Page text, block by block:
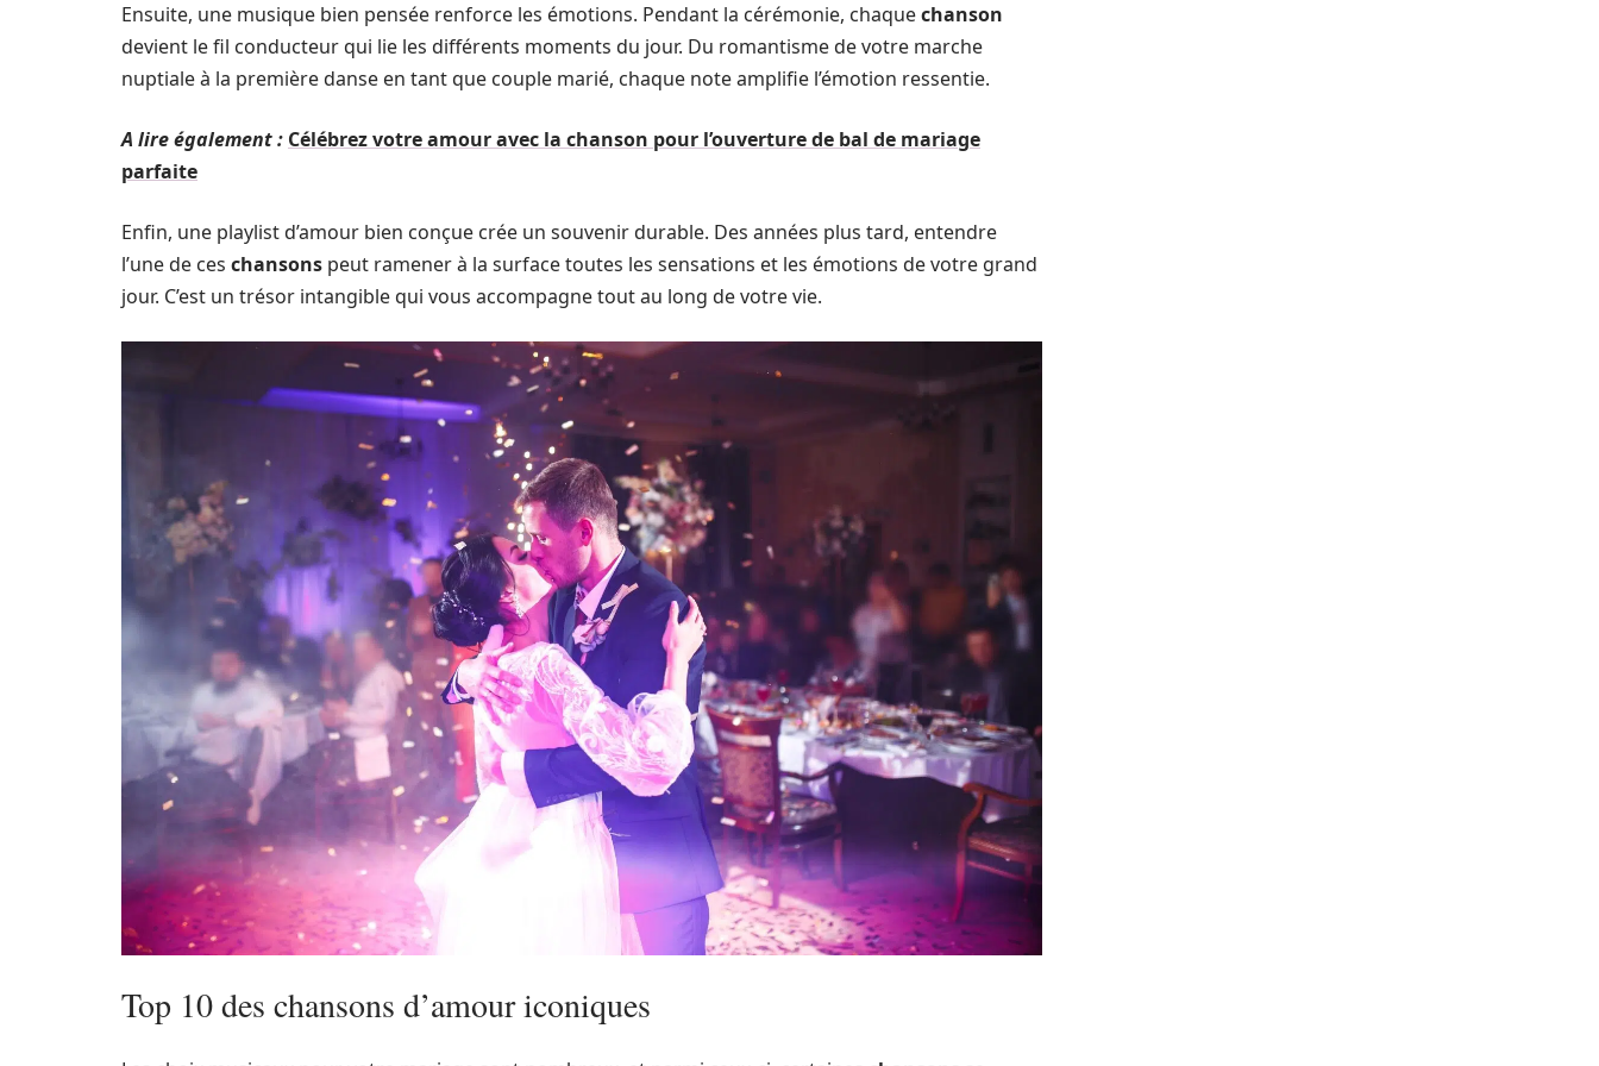
Ensuite, une musique bien pensée renforce les émotions. Pendant la cérémonie, chaquechanson
devient le fil conducteur qui lie les différents moments du jour. Du romantisme de votre marche
nuptiale à la première danse en tant que couple marié, chaque note amplifie l’émotion ressentie.
A lire également : Célébrez votre amour avec la chanson pour l’ouverture de bal de mariage
parfaite
Enfin, une playlist d’amour bien conçue crée un souvenir durable. Des années plus tard, entendre
l’une de ces chansons peut ramener à la surface toutes les sensations et les émotions de votre grand
jour. C’est un trésor intangible qui vous accompagne tout au long de votre vie.
Top 10 des chansons d’amour iconiques